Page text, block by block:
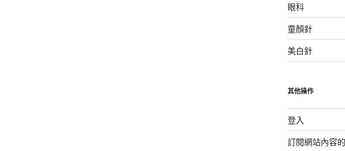
眼科
童顏針
美白針
其他操作
登入
訂閱網站內容